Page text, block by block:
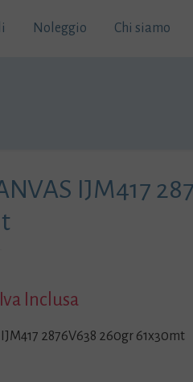
Noleggio Chi siamo
IJM417
Iva Inclusa
IJM417 2876V638 260gr 61x30mt